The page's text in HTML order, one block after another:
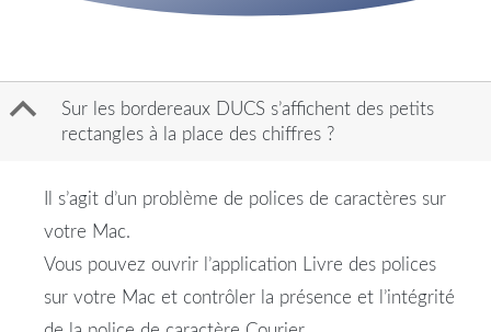
B
Sur les bordereaux DUCS s’affichent des petits
rectangles à la place des chiffres ?
Il s’agit d’un problème de polices de caractères sur
votre Mac.
Vous pouvez ouvrir l’application Livre des polices
sur votre Mac et contrôler la présence et l’intégrité